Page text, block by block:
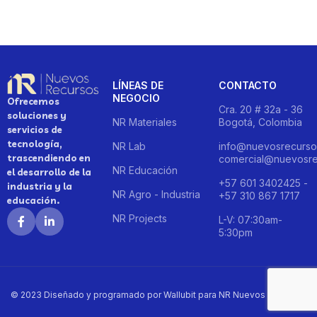
Ofrecemos
soluciones y
servicios de
tecnología,
trascendiendo en
el desarrollo de la
industria y la
educación.
LÍNEAS DE
NEGOCIO
NR Materiales
NR Lab
NR Educación
NR Agro - Industria
NR Projects
CONTACTO
Cra. 20 # 32a - 36
Bogotá, Colombia
+57 601 3402425 -
+57 310 867 1717
L-V: 07:30am-
5:30pm
© 2023 Diseñado y programado por Wallubit para NR Nuevos Recursos